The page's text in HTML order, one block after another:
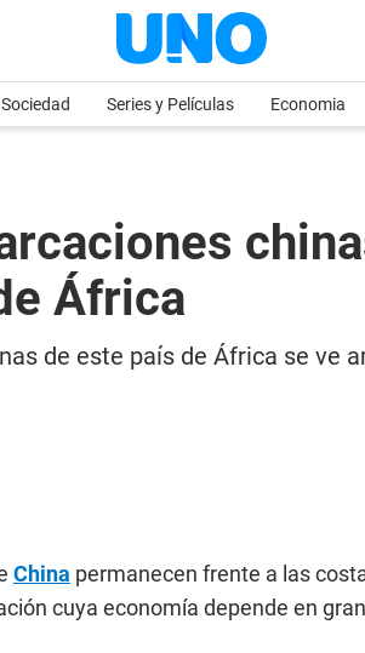
Sociedad Series y Películas Economia
África
de este país de África se ve
China permanecen frente a las
cuya economía depende en